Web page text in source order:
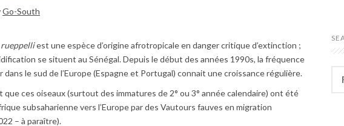
Go-South
rueppelliest une espèce d’origine afrotropicale en danger critique d’extinction ;
se situent au Sénégal. Depuis le début des années 1990s, la fréquence
dans le sud de l’Europe (Espagne et Portugal) connait une croissance régulière.
ces oiseaux (surtout des immatures de 2° ou 3° année calendaire) ont été
subsaharienne vers l’Europe par des Vautours fauves en migration
– à paraître).